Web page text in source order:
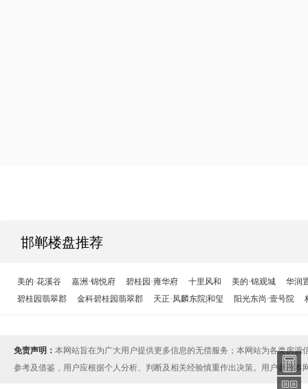
邯郸楼盘推荐
美的·花溪谷 嘉洲·锦悦府 碧桂园·雍华府 十里风和 美的·锦观城
华润
碧桂园翡翠郡
金科碧桂园翡翠郡 天正·凤麟东院|和玺 阳光东尚·壹号院
免责声明： 本网站旨在为广大用户提供更多信息的无偿服务；本网站为各类房
参考及借鉴，用户应根据个人分析、判断及相关经验慎重作出决策。用户参考